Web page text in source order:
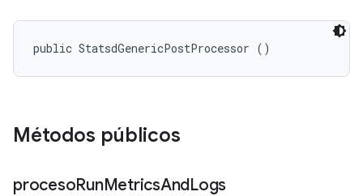
public StatsdGenericPostProcessor ()
Métodos públicos
procesoRunMetricsAndLogs